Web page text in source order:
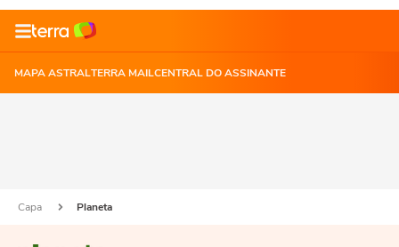
MAPA ASTRALTERRA MAILCENTRAL DO ASSINANTE
Capa Planeta